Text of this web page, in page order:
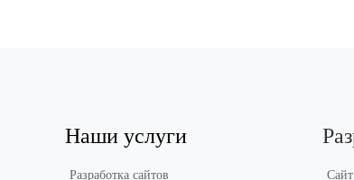
Наши услуги
Разработка сайтов